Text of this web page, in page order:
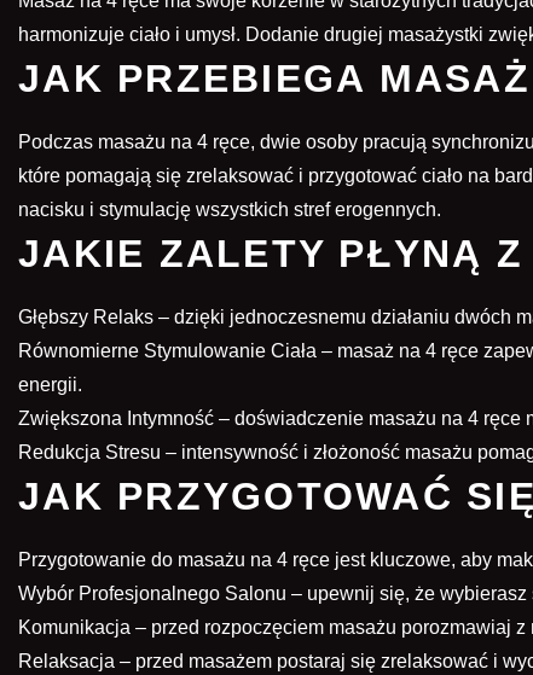
harmonizuje ciało i umysł. Dodanie drugiej masażystki
JAK PRZEBIEGA
Podczas masażu na 4 ręce, dwie osoby pracują
które pomagają się zrelaksować i przygotować ciało na
nacisku i stymulację wszystkich stref erogennych.
JAKIE ZALETY PŁYNĄ
Głębszy Relaks – dzięki jednoczesnemu działaniu dwóch
Równomierne Stymulowanie Ciała – masaż na 4 ręce
energii.
Zwiększona Intymność – doświadczenie masażu na 4
Redukcja Stresu – intensywność i złożoność masażu
JAK PRZYGOTOWAĆ
Przygotowanie do masażu na 4 ręce jest kluczowe, aby
Wybór Profesjonalnego Salonu – upewnij się, że
Komunikacja – przed rozpoczęciem masażu porozmawiaj
Relaksacja – przed masażem postaraj się zrelaksować i